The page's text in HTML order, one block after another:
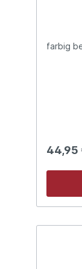
farbig
44,95